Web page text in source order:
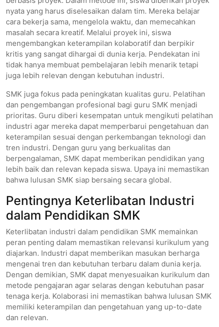
nyata yang harus diselesaikan dalam tim. Mereka belajar
cara bekerja sama, mengelola waktu, dan memecahkan
masalah secara kreatif. Melalui proyek ini, siswa
mengembangkan keterampilan kolaboratif dan berpikir
kritis yang sangat dihargai di dunia kerja. Pendekatan ini
tidak hanya membuat pembelajaran lebih menarik tetapi
juga lebih relevan dengan kebutuhan industri.
SMK juga fokus pada peningkatan kualitas guru. Pelatihan
dan pengembangan profesional bagi guru SMK menjadi
prioritas. Guru diberi kesempatan untuk mengikuti pelatihan
industri agar mereka dapat memperbarui pengetahuan dan
keterampilan sesuai dengan perkembangan teknologi dan
tren industri. Dengan guru yang berkualitas dan
berpengalaman, SMK dapat memberikan pendidikan yang
lebih baik dan relevan kepada siswa. Upaya ini memastikan
bahwa lulusan SMK siap bersaing secara global.
Pentingnya Keterlibatan Industri
dalam Pendidikan SMK
Keterlibatan industri dalam pendidikan SMK memainkan
peran penting dalam memastikan relevansi kurikulum yang
diajarkan. Industri dapat memberikan masukan berharga
mengenai tren dan kebutuhan terbaru dalam dunia kerja.
Dengan demikian, SMK dapat menyesuaikan kurikulum dan
metode pengajaran agar selaras dengan kebutuhan pasar
tenaga kerja. Kolaborasi ini memastikan bahwa lulusan SMK
memiliki keterampilan dan pengetahuan yang up-to-date
dan relevan.